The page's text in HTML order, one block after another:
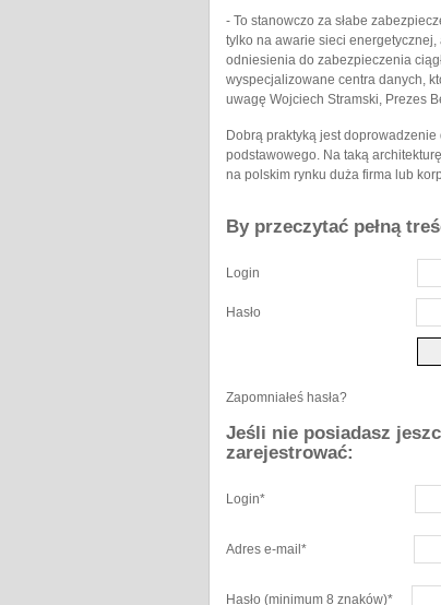
- To stanowczo za słabe
tylko na awarie sieci
odniesienia do zabezpieczenia
wyspecjalizowane centra danych,
uwagę Wojciech Stramski, Prezes
Dobrą praktyką jest
podstawowego. Na taką
na polskim rynku duża firma lub
By przeczytać pełną
Login
Hasło
Zapomniałeś hasła?
Jeśli nie posiadasz
zarejestrować:
Login*
Adres e-mail *
Hasło (minimum 8 znaków)*